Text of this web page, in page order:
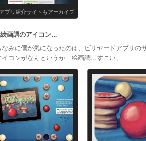
アプリ紹介サイトもアーカイブ
絵画調のアイコン…
なみに僕が気になったのは、ビリヤードアプリの
イコンがなんというか、絵画調…すごい。